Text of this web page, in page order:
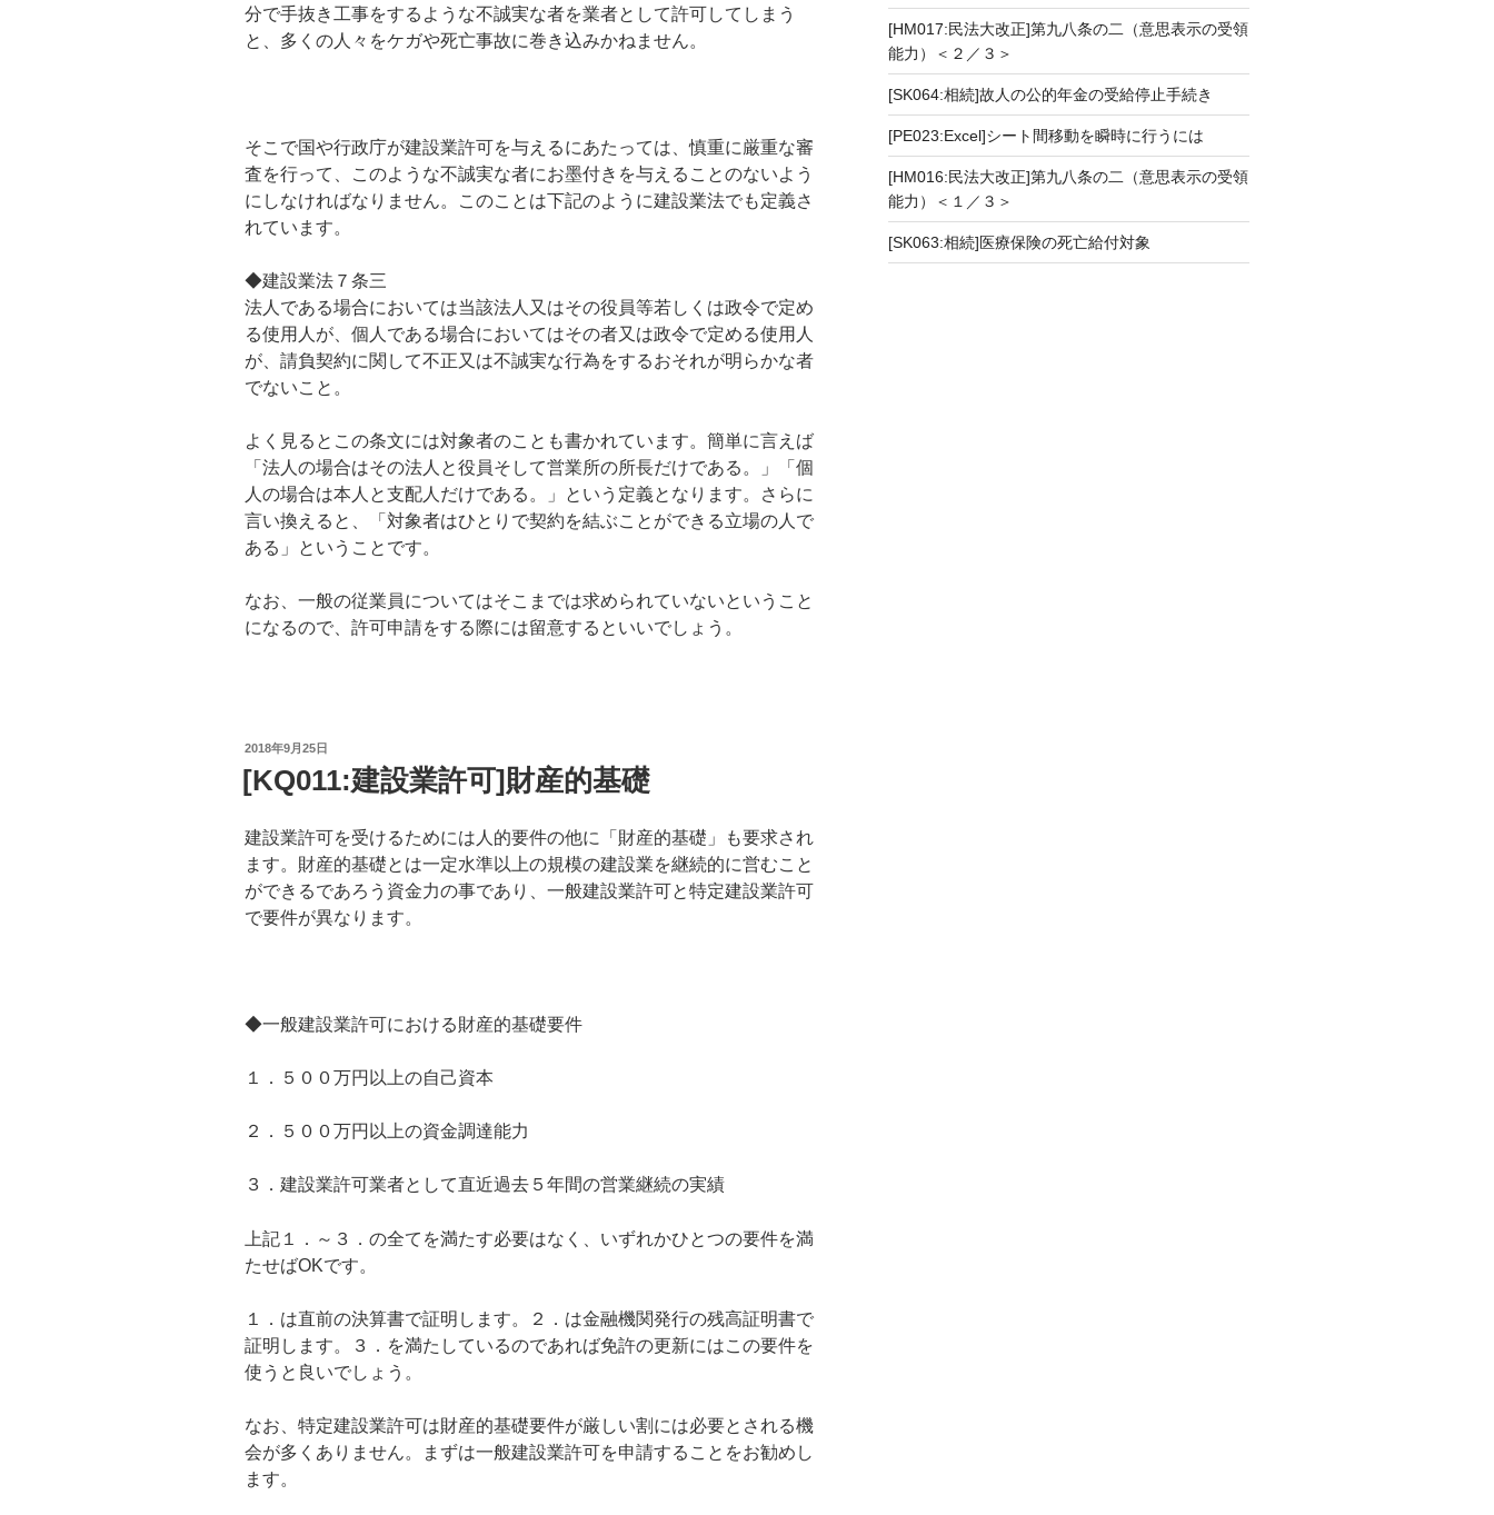
分で手抜き工事をするような不誠実な者を業者として許可してしまう
と、多くの人々をケガや死亡事故に巻き込みかねません。
そこで国や行政庁が建設業許可を与えるにあたっては、慎重に厳重な審
査を行って、このような不誠実な者にお墨付きを与えることのないよう
にしなければなりません。このことは下記のように建設業法でも定義さ
れています。
◆建設業法７条三
法人である場合においては当該法人又はその役員等若しくは政令で定め
る使用人が、個人である場合においてはその者又は政令で定める使用人
が、請負契約に関して不正又は不誠実な行為をするおそれが明らかな者
でないこと。
よく見るとこの条文には対象者のことも書かれています。簡単に言えば
「法人の場合はその法人と役員そして営業所の所長だけである。」「個
人の場合は本人と支配人だけである。」という定義となります。さらに
言い換えると、「対象者はひとりで契約を結ぶことができる立場の人で
ある」ということです。
なお、一般の従業員についてはそこまでは求められていないということ
になるので、許可申請をする際には留意するといいでしょう。
投
日:
2018年9月25日
[KQ011:建設業許可]財産的基礎
建設業許可を受けるためには人的要件の他に「財産的基礎」も要求され
ます。財産的基礎とは一定水準以上の規模の建設業を継続的に営むこと
ができるであろう資金力の事であり、一般建設業許可と特定建設業許可
で要件が異なります。
◆一般建設業許可における財産的基礎要件
１．５００万円以上の自己資本
２．５００万円以上の資金調達能力
３．建設業許可業者として直近過去５年間の営業継続の実績
上記１．～３．の全てを満たす必要はなく、いずれかひとつの要件を満
たせばOKです。
１．は直前の決算書で証明します。２．は金融機関発行の残高証明書で
証明します。３．を満たしているのであれば免許の更新にはこの要件を
使うと良いでしょう。
なお、特定建設業許可は財産的基礎要件が厳しい割には必要とされる機
会が多くありません。まずは一般建設業許可を申請することをお勧めし
ます。
[HM017:民法大改正]第九八条の二（意思表示の受領
能力）＜２／３＞
[SK064:相続]故人の公的年金の受給停止手続き
[PE023:Excel]シート間移動を瞬時に行うには
[HM016:民法大改正]第九八条の二（意思表示の受領
能力）＜１／３＞
[SK063:相続]医療保険の死亡給付対象